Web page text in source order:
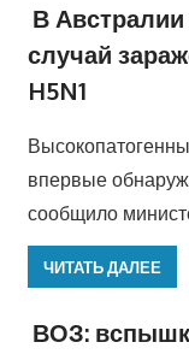
В
случай
H5N1
впервые
сообщило
ЧИТАТЬ ДАЛЕЕ
ВОЗ: